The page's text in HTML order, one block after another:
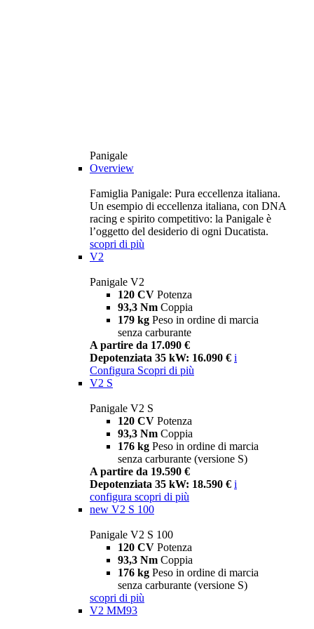
Panigale
Overview
Famiglia Panigale: Pura eccellenza italiana.
Un esempio di eccellenza italiana, con DNA
racing e spirito competitivo: la Panigale è
l’oggetto del desiderio di ogni Ducatista.
scopri di più
V2
Panigale V2
120 CV Potenza
93,3 Nm Coppia
179 kg Peso in ordine di marcia
senza carburante
A partire da 17.090 €
Depotenziata 35 kW: 16.090 € i
Configura Scopri di più
V2 S
Panigale V2 S
120 CV Potenza
93,3 Nm Coppia
176 kg Peso in ordine di marcia
senza carburante (versione S)
A partire da 19.590 €
Depotenziata 35 kW: 18.590 € i
configura scopri di più
new V2 S 100
Panigale V2 S 100
120 CV Potenza
93,3 Nm Coppia
176 kg Peso in ordine di marcia
senza carburante (versione S)
scopri di più
V2 MM93